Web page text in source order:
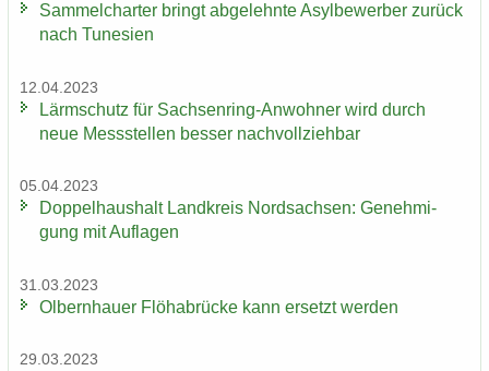
Sam­mel­char­ter bringt ab­ge­lehn­te Asyl­be­wer­ber zu­rück
nach Tu­ne­si­en
12.04.2023
Lärm­schutz für Sachsenring-​Anwohner wird durch
neue Mess­stel­len bes­ser nach­voll­zieh­bar
05.04.2023
Dop­pel­haus­halt Land­kreis Nord­sach­sen: Ge­neh­mi­
gung mit Auf­la­gen
31.03.2023
Ol­bern­hau­er Flöha­b­rü­cke kann er­setzt wer­den
29.03.2023